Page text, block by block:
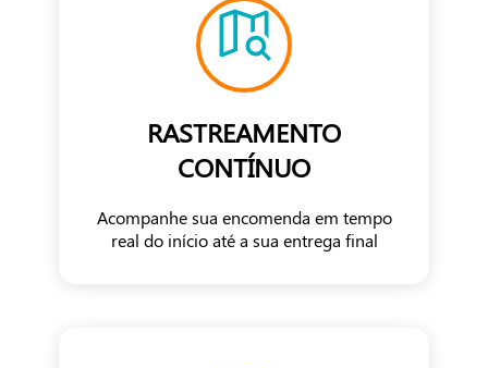
RASTREAMENTO
CONTÍNUO
Acompanhe sua encomenda em tempo
real do início até a sua entrega final